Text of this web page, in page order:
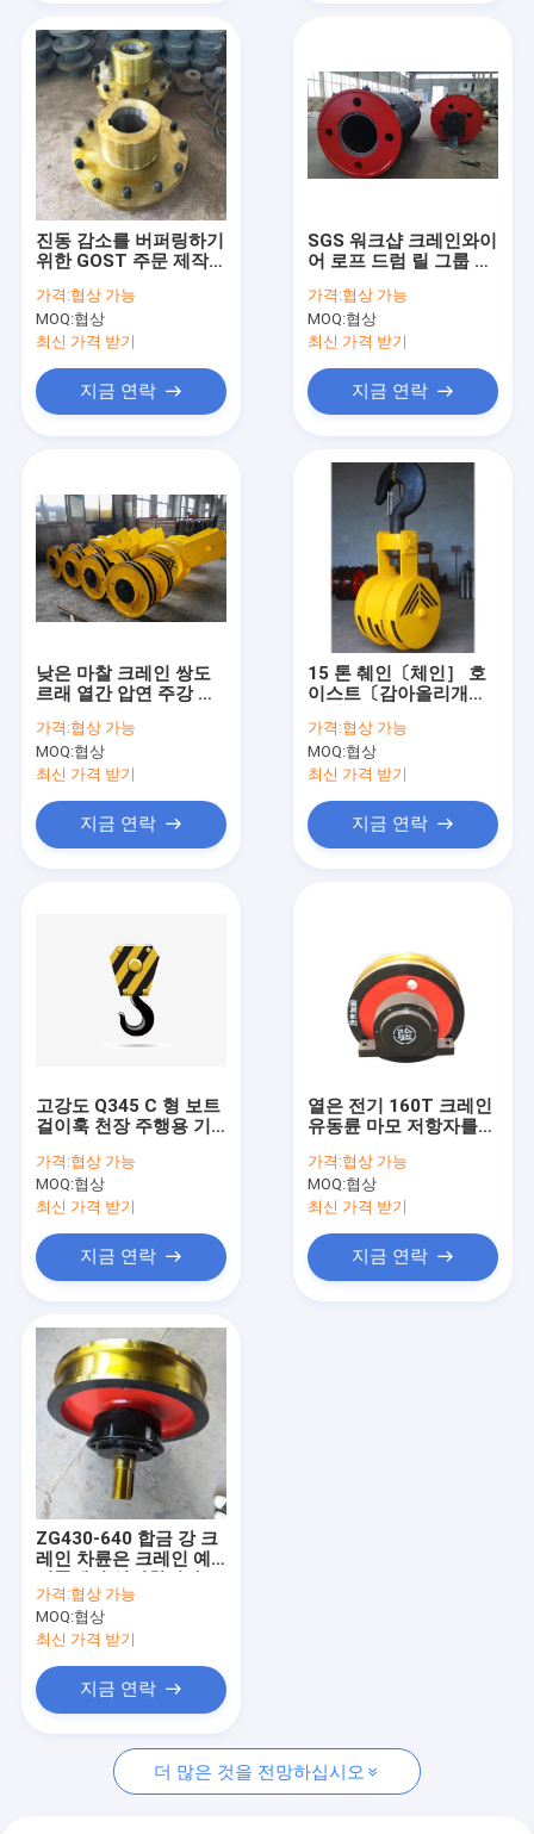
홈
비디오
우리 에 관한 것
공장 투어
품질 관리
뉴스
사건
두배 도리 천장 주행용 기중기
수력 가위 리프팅 테이블
두배 도리 갠트리 크레인
자동화된 유도된 카트
전기 이송 카트
집 크레인 승강기
전기 윈치
항구 문형 크레인
유압권 양식 작업대
다리 설치 기계
컨테이너 리치 스태거
오버헤드 브릿지 크레인
진동 감소를 버퍼링하기
위한 GOST 주문 제작된
가격:협상 가능
MOQ:협상
최신 가격 받기
지금 연락
SGS 워크샵 크레인와이
어 로프 드럼 릴 그룹 주
가격:협상 가능
MOQ:협상
최신 가격 받기
지금 연락
낮은 마찰 크레인 쌍도
르래 열간 압연 주강 크
가격:협상 가능
MOQ:협상
최신 가격 받기
지금 연락
15 톤 췌인〔체인］ 호
이스트〔감아올리개］
인 훅 블록을 높여 매달
렸습니다
가격:협상 가능
MOQ:협상
최신 가격 받기
지금 연락
고강도 Q345 C 형 보트
걸이훅 천장 주행용 기
가격:협상 가능
MOQ:협상
최신 가격 받기
지금 연락
열은 전기 160T 크레인
유동륜 마모 저항자를
가격:협상 가능
MOQ:협상
최신 가격 받기
지금 연락
ZG430-640 합금 강 크
레인 차륜은 크레인 예
가격:협상 가능
MOQ:협상
최신 가격 받기
지금 연락
더 많은 것을 전망하십시오